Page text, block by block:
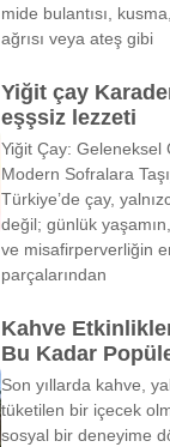
mide bulantısı,
ağrısı veya ateş gibi
Yiğit çay
eşşsiz lezzeti
Yiğit Çay: Geleneksel
Modern Sofralara
Türkiye’de çay,
değil; günlük
ve misafirperverliğin
parçalarından
Kahve
Bu Kadar
Son yıllarda kahve,
tüketilen bir içecek
sosyal bir deneyime